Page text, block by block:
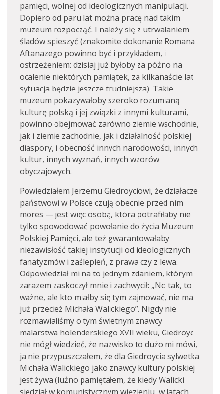
pamięci, wolnej od ideologicznych manipulacji.
Dopiero od paru lat można pracę nad takim
muzeum rozpocząć. I należy się z utrwalaniem
śladów spieszyć (znakomite dokonanie Romana
Aftanazego powinno być i przykładem, i
ostrzeżeniem: dzisiaj już byłoby za późno na
ocalenie niektórych pamiątek, za kilkanaście lat
sytuacja będzie jeszcze trudniejsza). Takie
muzeum pokazywałoby szeroko rozumianą
kulturę polską i jej związki z innymi kulturami,
powinno obejmować zarówno ziemie wschodnie,
jak i ziemie zachodnie, jak i działalność polskiej
diaspory, i obecność innych narodowości, innych
kultur, innych wyznań, innych wzorów
obyczajowych.
Powiedziałem Jerzemu Giedroyciowi, że działacze
państwowi w Polsce czują obecnie przed nim
mores — jest więc osobą, która potrafiłaby nie
tylko spowodować powołanie do życia Muzeum
Polskiej Pamięci, ale też gwarantowałaby
niezawisłość takiej instytucji od ideologicznych
fanatyzmów i zaślepień, z prawa czy z lewa.
Odpowiedział mi na to jednym zdaniem, którym
zarazem zaskoczył mnie i zachwycił: „No tak, to
ważne, ale kto miałby się tym zajmować, nie ma
już przecież Michała Walickiego”. Nigdy nie
rozmawialiśmy o tym świetnym znawcy
malarstwa holenderskiego XVII wieku, Giedroyc
nie mógł wiedzieć, że nazwisko to dużo mi mówi,
ja nie przypuszczałem, że dla Giedroycia sylwetka
Michała Walickiego jako znawcy kultury polskiej
jest żywa (luźno pamiętałem, że kiedy Walicki
siedział w komunistycznym więzieniu, w latach